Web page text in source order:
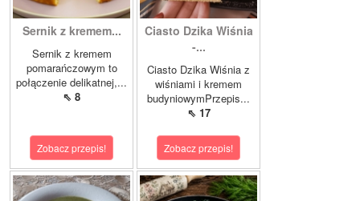
Sernik z kremem...
Sernik z kremem
pomarańczowym to
połączenie delikatnej,...
⇖ 8
Zobacz przepis!
Ciasto Dzika Wiśnia
-...
Ciasto Dzika Wiśnia z
wiśniami i kremem
budyniowymPrzepis...
⇖ 17
Zobacz przepis!